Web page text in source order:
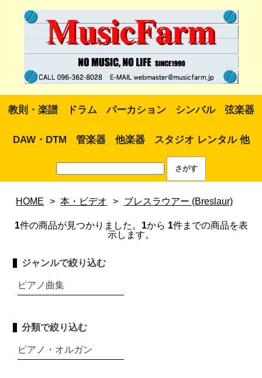
教則・楽譜 ドラム パーカション シンバル 弦楽器
DAW・DTM 管楽器 他楽器 スタジオ レンタル 他
HOME > 本・ビデオ > ブレスラウアー (Breslaur)
1件の商品が見つかりました。 1から 1件までの商品を表
示します。
ジャンルで絞り込む
ピアノ曲集
分類で絞り込む
ピアノ・オルガン